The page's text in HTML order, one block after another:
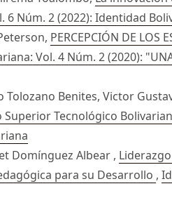
6 Núm. 2 (2022): Identidad
PERCEPCIÓN DE LOS
Vol. 4 Núm. 2 (2020): "UNA
Tolozano Benites, Victor
Tecnológico
Domínguez Albear ,
para su Desarrollo ,